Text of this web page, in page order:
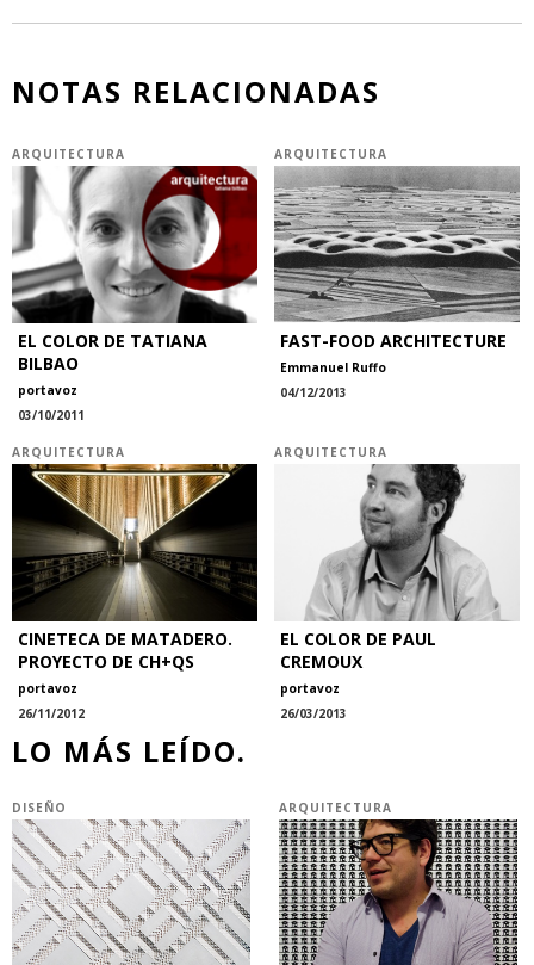
NOTAS RELACIONADAS
ARQUITECTURA
EL COLOR DE TATIANA
BILBAO
portavoz
03/10/2011
ARQUITECTURA
FAST-FOOD ARCHITECTURE
Emmanuel Ruffo
04/12/2013
ARQUITECTURA
CINETECA DE MATADERO.
PROYECTO DE CH+QS
portavoz
26/11/2012
ARQUITECTURA
EL COLOR DE PAUL
CREMOUX
portavoz
26/03/2013
LO MÁS LEÍDO.
DISEÑO ARQUITECTURA